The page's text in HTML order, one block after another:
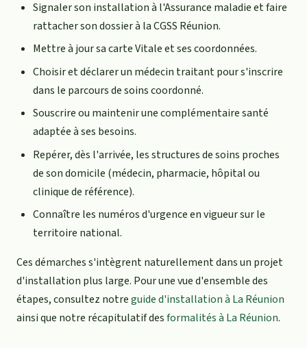
Signaler son installation à l'Assurance maladie et faire
rattacher son dossier à la CGSS Réunion.
Mettre à jour sa carte Vitale et ses coordonnées.
Choisir et déclarer un médecin traitant pour s'inscrire
dans le parcours de soins coordonné.
Souscrire ou maintenir une complémentaire santé
adaptée à ses besoins.
Repérer, dès l'arrivée, les structures de soins proches
de son domicile (médecin, pharmacie, hôpital ou
clinique de référence).
Connaître les numéros d'urgence en vigueur sur le
territoire national.
Ces démarches s'intègrent naturellement dans un projet
d'installation plus large. Pour une vue d'ensemble des
étapes, consultez notreguide d'installation à La Réunion
ainsi que notre récapitulatif desformalités à La Réunion.